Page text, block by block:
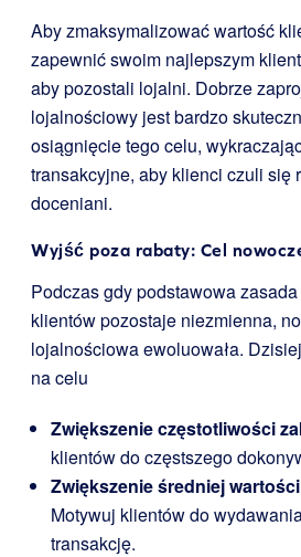
Aby zmaksymalizować wartość
zapewnić swoim najlepszym
aby pozostali lojalni. Dobrze
lojalnościowy jest bardzo
osiągnięcie tego celu,
transakcyjne, aby klienci czuli się
doceniani.
Wyjść poza rabaty: Cel
Podczas gdy podstawowa
klientów pozostaje niezmienna,
lojalnościowa ewoluowała.
na celu
Zwiększenie częstotliwości
klientów do częstszego
Zwiększenie średniej
Motywuj klientów do
transakcję.